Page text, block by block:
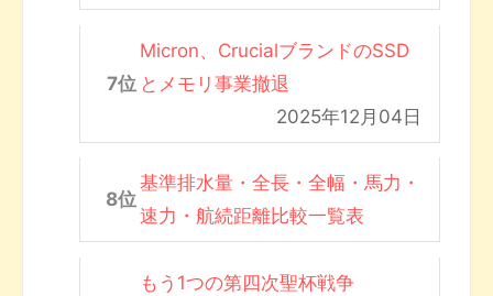
Micron、CrucialブランドのSSD
とメモリ事業撤退
2025年12月04日
基準排水量・全長・全幅・馬力・
速力・航続距離比較一覧表
もう1つの第四次聖杯戦争